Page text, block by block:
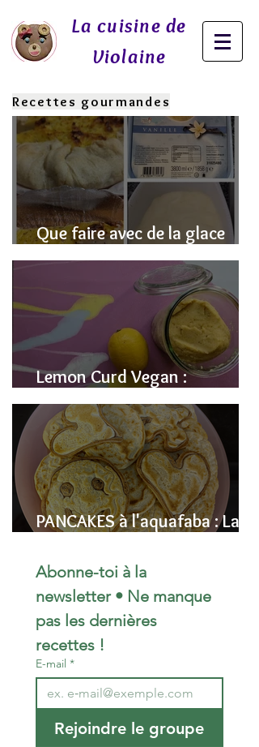
La cuisine de
Violaine
Recettes gourmandes
Que faire avec de la glace
fondue? J'ai la SOLUTION!
Lemon Curd Vegan :
L'alternative saine aux pois
chiches
PANCAKES à l'aquafaba : La
Moelleuse (Sans Œufs)
Abonne-toi à la
newsletter • Ne manque
pas les dernières
recettes !
E-mail *
Rejoindre le groupe